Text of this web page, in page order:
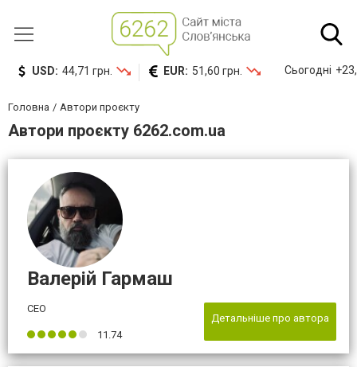
USD: 44,71 грн. EUR: 51,60 грн. Сьогодні
Головна Автори проєкту
Автори проєкту 6262.com.ua
Валерій Гармаш
CEO
11.74
Детальніше про автора